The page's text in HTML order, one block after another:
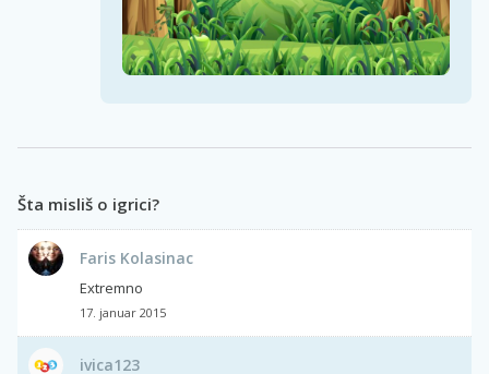
Šta misliš o igrici?
Faris Kolasinac
Extremno
17. januar 2015
ivica123